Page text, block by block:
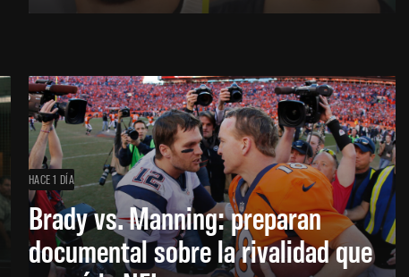
HACE 1 DÍA
Brady vs. Manning: preparan
documental sobre la rivalidad que